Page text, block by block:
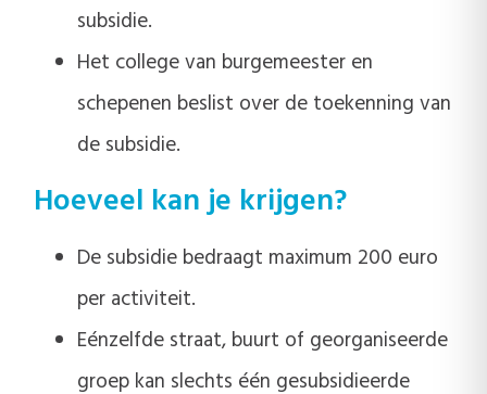
subsidie.
Het college van burgemeester en
schepenen beslist over de toekenning van
de subsidie.
Hoeveel kan je krijgen?
De subsidie bedraagt maximum 200 euro
per activiteit.
Eénzelfde straat, buurt of georganiseerde
groep kan slechts één gesubsidieerde